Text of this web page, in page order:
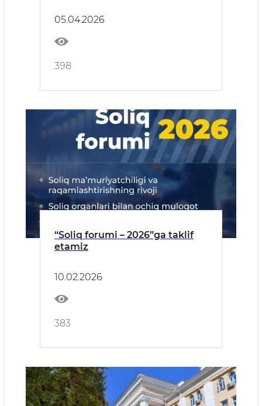
05.04.2026
398
“Soliq forumi – 2026”ga taklif
etamiz
10.02.2026
383